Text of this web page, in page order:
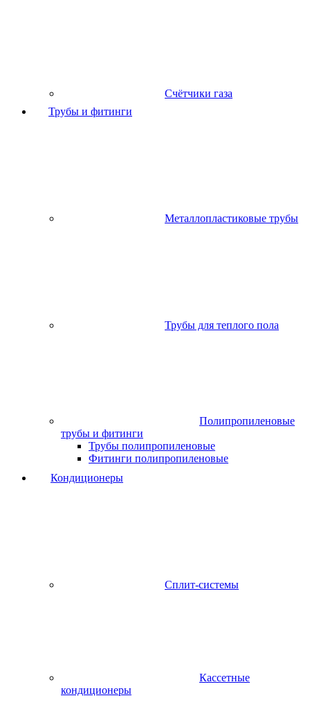
Счётчики газа
Трубы и фитинги
Металлопластиковые трубы
Трубы для теплого пола
Полипропиленовые
трубы и фитинги
Трубы полипропиленовые
Фитинги полипропиленовые
Кондиционеры
Сплит-системы
Кассетные
кондиционеры